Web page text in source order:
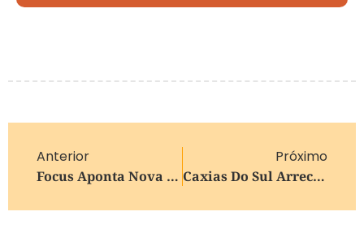
Anterior
Focus Aponta Nova Queda Da Inflação E Mantém Projeções De Crescimento Do PIB
Próximo
Caxias Do Sul Arrecada R$ 8,4 Milhões Com Pagamento Antecipado Do IPTU 2026